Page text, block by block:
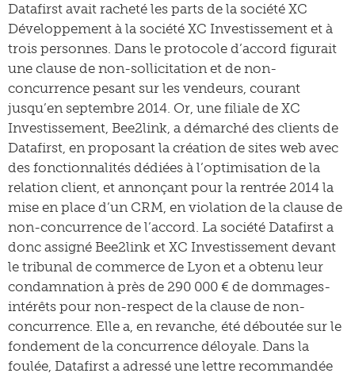
Datafirst avait racheté les parts de la société XC
Développement à la société XC Investissement et à
trois personnes. Dans le protocole d’accord figurait
une clause de non-sollicitation et de non-
concurrence pesant sur les vendeurs, courant
jusqu’en septembre 2014. Or, une filiale de XC
Investissement, Bee2link, a démarché des clients de
Datafirst, en proposant la création de sites web avec
des fonctionnalités dédiées à l’optimisation de la
relation client, et annonçant pour la rentrée 2014 la
mise en place d’un CRM, en violation de la clause de
non-concurrence de l’accord. La société Datafirst a
donc assigné Bee2link et XC Investissement devant
le tribunal de commerce de Lyon et a obtenu leur
condamnation à près de 290 000 € de dommages-
intérêts pour non-respect de la clause de non-
concurrence. Elle a, en revanche, été déboutée sur le
fondement de la concurrence déloyale. Dans la
foulée, Datafirst a adressé une lettre recommandée